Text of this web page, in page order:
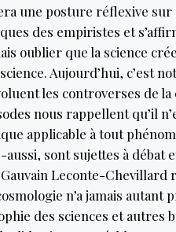
une posture réflexive
des empiristes et
oublier que la science
Aujourd’hui, c’est
les controverses de la
nous rappellent qu’il
applicable à tout
sont sujettes à débat
Leconte-Chevillard
n’a jamais autant
des sciences et autres